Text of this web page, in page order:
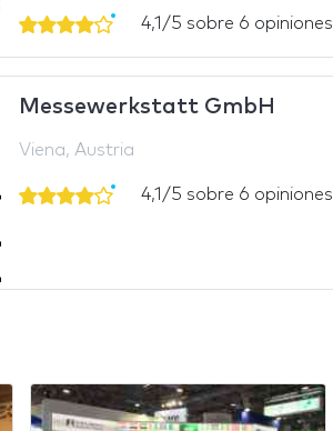
4,1/5 sobre 6 opiniones
Messewerkstatt GmbH
Viena, Austria
4,1/5 sobre 6 opiniones